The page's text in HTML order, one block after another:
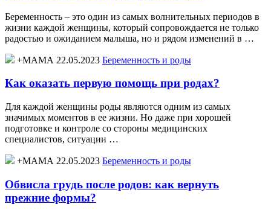
Беременность – это один из самых волнительных периодов в
жизни каждой женщины, который сопровождается не только
радостью и ожиданием малыша, но и рядом изменений в …
+МАМА 22.05.2023 Беременность и роды
Как оказать первую помощь при родах?
Для каждой женщины роды являются одним из самых
значимых моментов в ее жизни. Но даже при хорошей
подготовке и контроле со стороны медицинских
специалистов, ситуации …
+МАМА 22.05.2023 Беременность и роды
Обвисла грудь после родов: как вернуть
прежние формы?